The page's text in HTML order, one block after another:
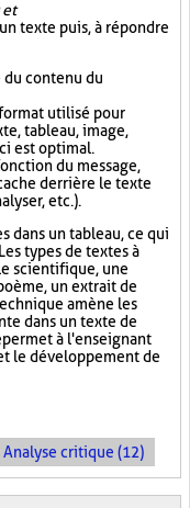
et
texte puis, à répondre
contenu du
utilisé pour
tableau, image,
est optimal.
du message,
derrière le texte
etc.).
dans un tableau, ce qui
types de textes à
scientifique, une
un extrait de
amène les
dans un texte de
à l'enseignant
le développement de
Analyse critique (12)